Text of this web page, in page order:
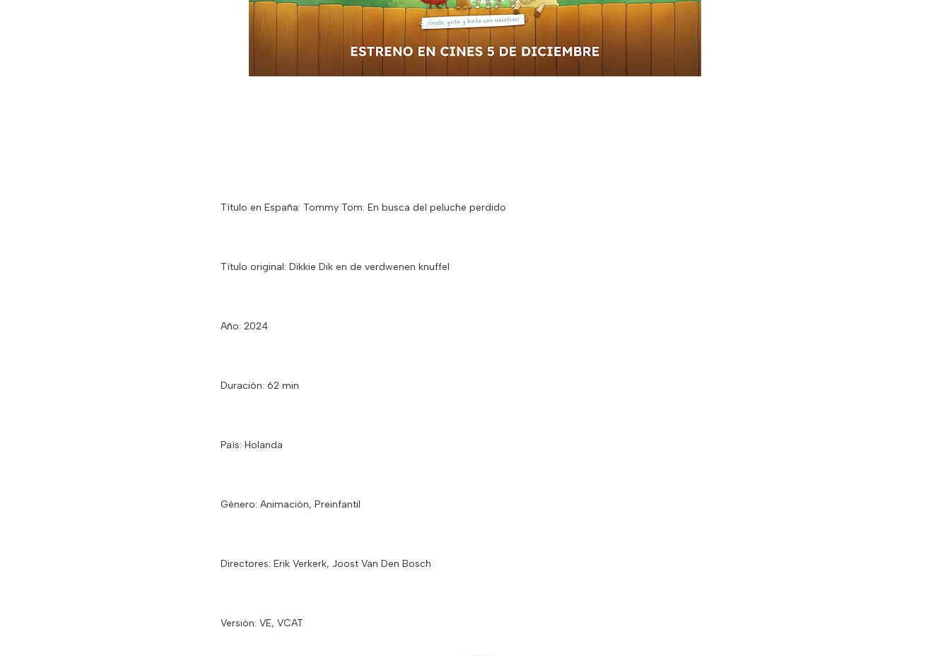
Título en España: Tommy Tom: En busca del peluche perdido
Título original: Dikkie Dik en de verdwenen knuffel
Año: 2024
Duración: 62 min
País: Holanda
Género: Animación, Preinfantil
Directores: Erik Verkerk, Joost Van Den Bosch
Versión: VE, VCAT